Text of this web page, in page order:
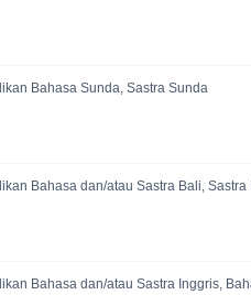
Bahasa Sunda, Sastra Sunda
Bahasa dan/atau Sastra Bali, Sastra
Bahasa dan/atau Sastra Inggris,